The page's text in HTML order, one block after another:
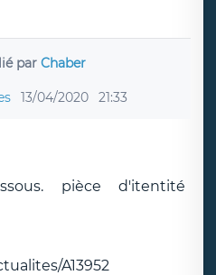
parChaber
13/04/2020 21:33
pièce d'itentité
A13952